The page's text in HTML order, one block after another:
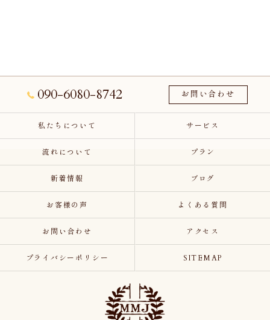
090-6080-8742 お問い合わせ
私たちについて サービス
流れについて プラン
新着情報 ブログ
お客様の声 よくある質問
お問い合わせ アクセス
プライバシーポリシー SITEMAP